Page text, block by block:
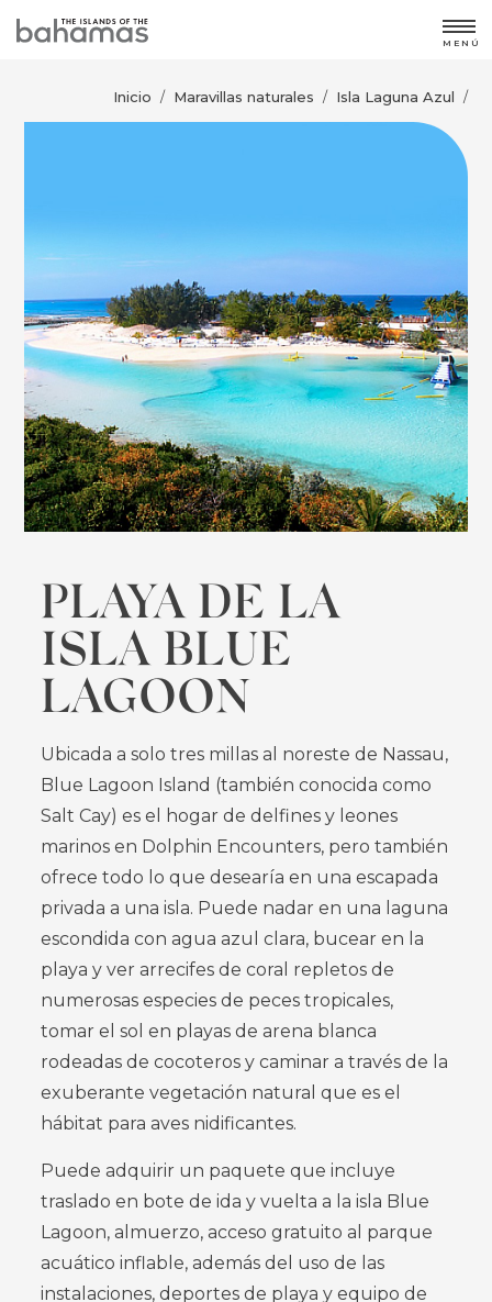
MENÚ
Inicio / Maravillas naturales / Isla Laguna Azul /
PLAYA DE LA
ISLA BLUE
LAGOON
Ubicada a solo tres millas al noreste de Nassau,
Blue Lagoon Island (también conocida como
Salt Cay) es el hogar de delfines y leones
marinos en Dolphin Encounters, pero también
ofrece todo lo que desearía en una escapada
privada a una isla. Puede nadar en una laguna
escondida con agua azul clara, bucear en la
playa y ver arrecifes de coral repletos de
numerosas especies de peces tropicales,
tomar el sol en playas de arena blanca
rodeadas de cocoteros y caminar a través de la
exuberante vegetación natural que es el
hábitat para aves nidificantes.
Puede adquirir un paquete que incluye
traslado en bote de ida y vuelta a la isla Blue
Lagoon, almuerzo, acceso gratuito al parque
acuático inflable, además del uso de las
instalaciones, deportes de playa y equipo de